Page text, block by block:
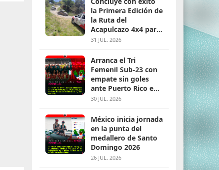
la Primera Edición de
la Ruta del
Acapulcazo 4x4 para
parejas
31 JUL. 2026
Arranca el Tri
Femenil Sub-23 con
empate sin goles
ante Puerto Rico en
Santo Domingo 2026
30 JUL. 2026
México inicia jornada
en la punta del
medallero de Santo
Domingo 2026
26 JUL. 2026